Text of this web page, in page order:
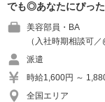
でも◎あなたにぴっ
美容部員・BA
（入社時期相談可
派遣
時給1,600円 ～
全国エリア